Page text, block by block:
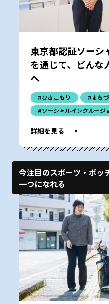
東京都認証ソーシ
を通じて、どんな
へ
#ひきこもり
#まち
#ソーシャルインクルージ
詳細を見る
今注目のスポーツ・ボッ
一つになれる